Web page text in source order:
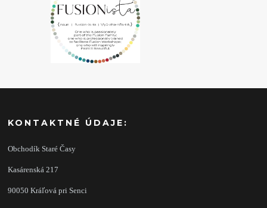
KONTAKTNÉ ÚDAJE:
Obchodík Staré Časy
Kasárenská 217
90050 Kráľová pri Senci